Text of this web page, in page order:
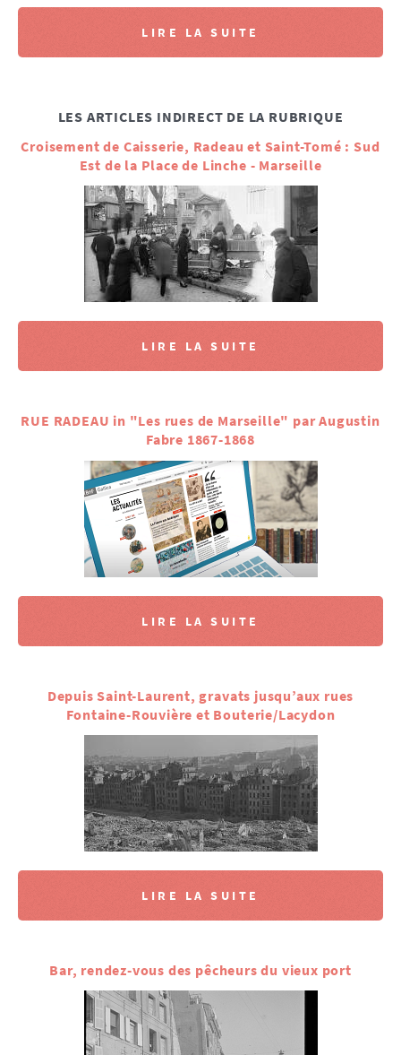
LIRE LA SUITE
LES ARTICLES INDIRECT DE LA RUBRIQUE
Croisement de Caisserie, Radeau et Saint-Tomé : Sud
Est de la Place de Linche - Marseille
LIRE LA SUITE
RUE RADEAU in "Les rues de Marseille" par Augustin
Fabre 1867-1868
LIRE LA SUITE
Depuis Saint-Laurent, gravats jusqu’aux rues
Fontaine-Rouvière et Bouterie/Lacydon
LIRE LA SUITE
Bar, rendez-vous des pêcheurs du vieux port